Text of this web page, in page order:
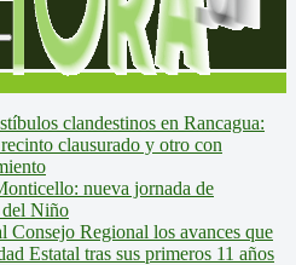
clandestinos en Rancagua:
clausurado y otro con
nueva jornada de
del Niño
Consejo Regional los avances que
Estatal tras sus primeros 11 años